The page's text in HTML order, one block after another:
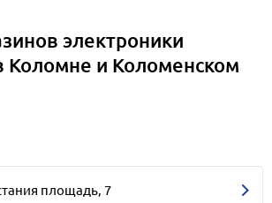
Коломне и Коломенском
площадь, 7